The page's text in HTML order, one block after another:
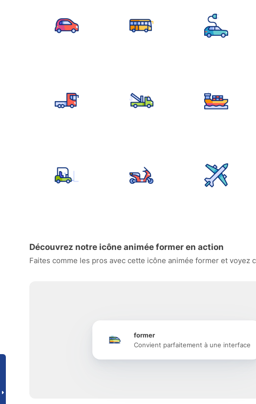
Découvrez notre icône animée former en action
Faites comme les pros avec cette icône animée former et
former
Convient parfaitement à une interface